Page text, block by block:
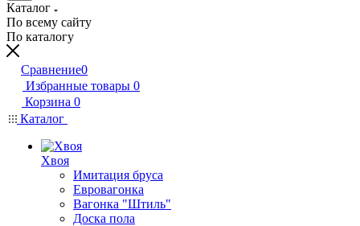
Каталог
По всему сайту
По каталогу
Сравнение0
Избранные товары 0
Корзина 0
Каталог
Хвоя
Имитация бруса
Евровагонка
Вагонка "Штиль"
Доска пола